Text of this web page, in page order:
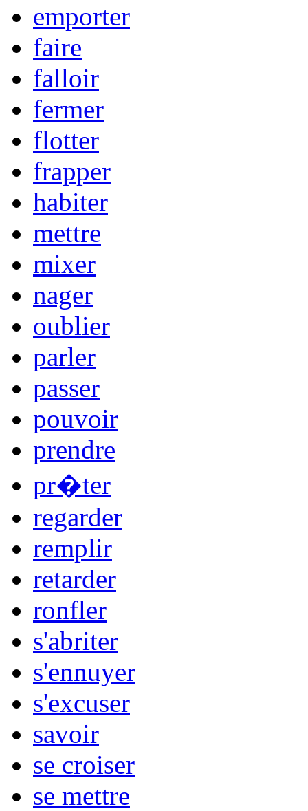
emporter
faire
falloir
fermer
flotter
frapper
habiter
mettre
mixer
nager
oublier
parler
passer
pouvoir
prendre
pr�ter
regarder
remplir
retarder
ronfler
s'abriter
s'ennuyer
s'excuser
savoir
se croiser
se mettre